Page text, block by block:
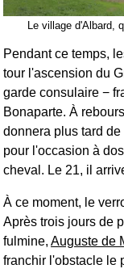
Le village d'Albard,
Pendant ce temps,
tour l'ascension du
garde consulaire −
Bonaparte. À
donnera plus tard
pour l'occasion à
cheval. Le 21, il
À ce moment, le
Après trois jours de
fulmine, Auguste de
franchir l'obstacle le